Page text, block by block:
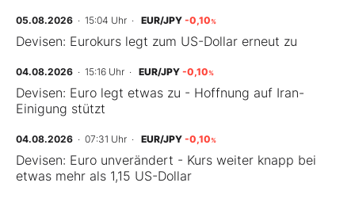
Mein B:O
Folgen Sie uns
05.08.2026 · 15:04 Uhr · EUR/JPY -0,10%
Devisen: Eurokurs legt zum US-Dollar erneut zu
04.08.2026 · 15:16 Uhr · EUR/JPY -0,10%
Devisen: Euro legt etwas zu - Hoffnung auf Iran-
Einigung stützt
04.08.2026 · 07:31 Uhr · EUR/JPY -0,10%
Devisen: Euro unverändert - Kurs weiter knapp bei
etwas mehr als 1,15 US-Dollar